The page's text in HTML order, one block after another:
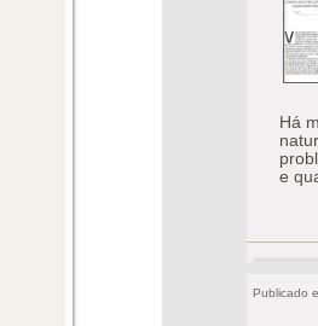
Há
e
Publicado